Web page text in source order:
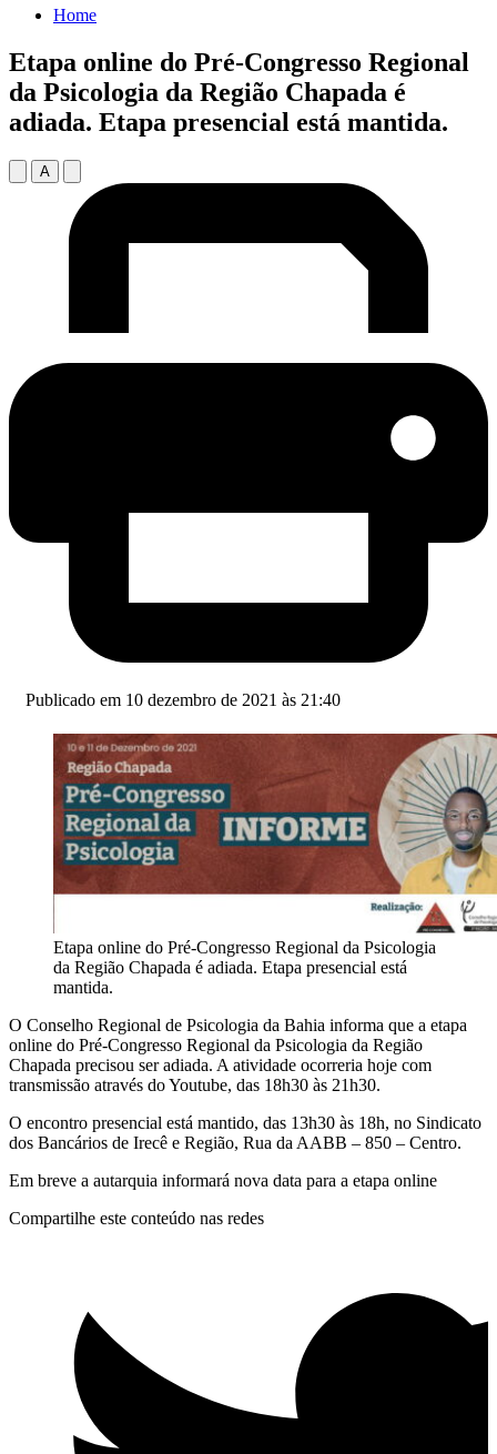
Home
Etapa online do Pré-Congresso Regional
da Psicologia da Região Chapada é
adiada. Etapa presencial está mantida.
A
Publicado em 10 dezembro de 2021 às 21:40
Etapa online do Pré-Congresso Regional da Psicologia
da Região Chapada é adiada. Etapa presencial está
mantida.
O Conselho Regional de Psicologia da Bahia informa que a etapa
online do Pré-Congresso Regional da Psicologia da Região
Chapada precisou ser adiada. A atividade ocorreria hoje com
transmissão através do Youtube, das 18h30 às 21h30.
O encontro presencial está mantido, das 13h30 às 18h, no Sindicato
dos Bancários de Irecê e Região, Rua da AABB – 850 – Centro.
Em breve a autarquia informará nova data para a etapa online
Compartilhe este conteúdo nas redes